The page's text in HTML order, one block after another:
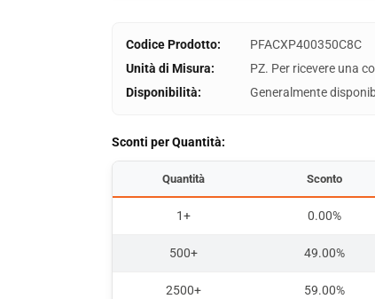
Codice Prodotto:
PFACXP400350C8C
Unità di Misura:
PZ. Per ricevere una
Disponibilità:
Generalmente
Sconti per Quantità:
Quantità Sconto
1+ 0.00%
500+ 49.00%
2500+ 59.00%